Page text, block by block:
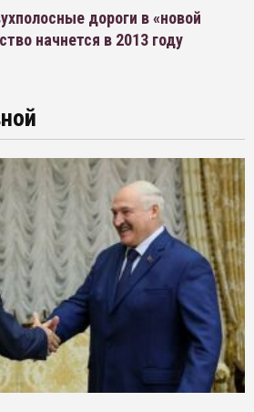
дороги в «новой
начнется в 2013 году